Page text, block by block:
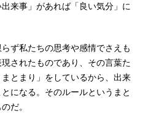
来事」があれば「良い気分」に
ず私たちの思考や感情でさえも
現されたものであり、その言葉た
とまり」をしているから、出来
になる。そのルールというまと
だ。